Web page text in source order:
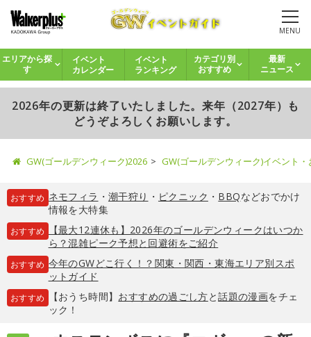
MENU
エリアから探
す
イベント
カレンダー
イベント
ランキング
カテゴリ別
おすすめ
最新
ニュース
2026年の更新は終了いたしました。来年（2027年）も
どうぞよろしくお願いします。
GW(ゴールデンウィーク)2026 GW(ゴールデンウィーク)イベント
おすすめ ネモフィラ ・ 潮干狩り ・ ピクニック ・ BBQなどおでかけ
情報を大特集
おすすめ
【最大12連休も】2026年のゴールデンウィークはいつか
ら？混雑ピーク予想と回避術をご紹介
おすすめ 今年のGWどこ行く！？関東・関西・東海エリア別スポ
ットガイド
おすすめ 【おうち時間】 おすすめの過ごし方と話題の漫画をチェ
ック！